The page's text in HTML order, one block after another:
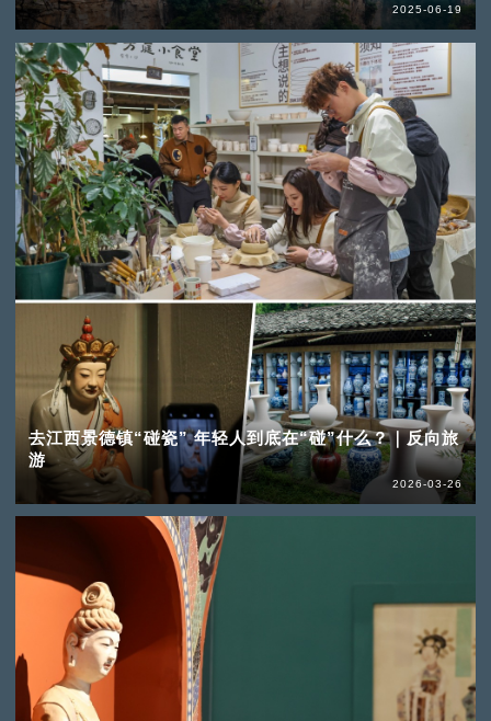
2025-06-19
去江西景德镇“碰瓷” 年轻人到底在“碰”什么？｜反向旅
游
2026-03-26